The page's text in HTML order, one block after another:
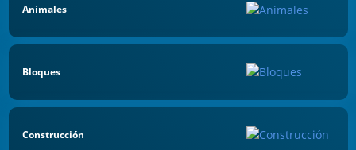
Animales
Bloques
Construcción